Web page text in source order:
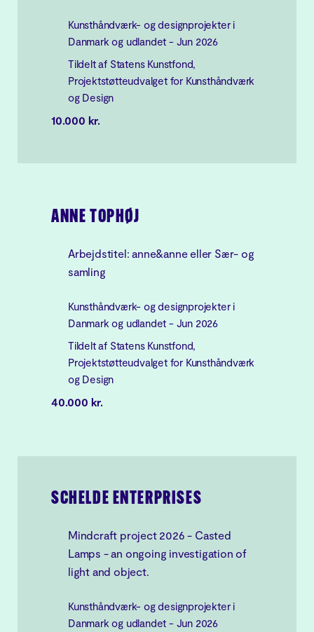
Kunsthåndværk- og designprojekter i
Danmark og udlandet - Jun 2026
Tildelt af Statens Kunstfond,
Projektstøtteudvalget for Kunsthåndværk
og Design
10.000 kr.
ANNE TOPHØJ
Arbejdstitel: anne&anne eller Sær- og
samling
Kunsthåndværk- og designprojekter i
Danmark og udlandet - Jun 2026
Tildelt af Statens Kunstfond,
Projektstøtteudvalget for Kunsthåndværk
og Design
40.000 kr.
SCHELDE ENTERPRISES
Mindcraft project 2026 - Casted
Lamps - an ongoing investigation of
light and object.
Kunsthåndværk- og designprojekter i
Danmark og udlandet - Jun 2026